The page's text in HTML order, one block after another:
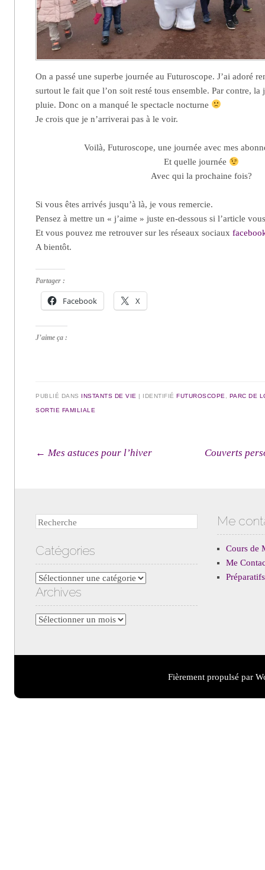
On a passé une superbe journée au Futuroscope. J’ai adoré
surtout le fait que l’on soit resté tous ensemble. Par contre, la
pluie. Donc on a manqué le spectacle nocturne
Je crois que je n’arriverai pas à le voir.
Voilà, Futuroscope, une journée avec mes
Et quelle journée
Avec qui la prochaine fois?
Si vous êtes arrivés jusqu’à là, je vous remercie.
Pensez à mettre un « j’aime » juste en-dessous si l’article
Et vous pouvez me retrouver sur les réseaux sociaux
A bientôt.
Partager :
Facebook X
J’aime ça :
PUBLIÉ DANS INSTANTS DE VIE | IDENTIFIÉFUTUROSCOPE PARC DE
SORTIE FAMILIALE
Navigation des articles
← Mes astuces pour l’hiver Couverts
Recherche
Catégories
Catégories
Archives
Archives
Me
Cours de
Me
Fièrement propulsé par